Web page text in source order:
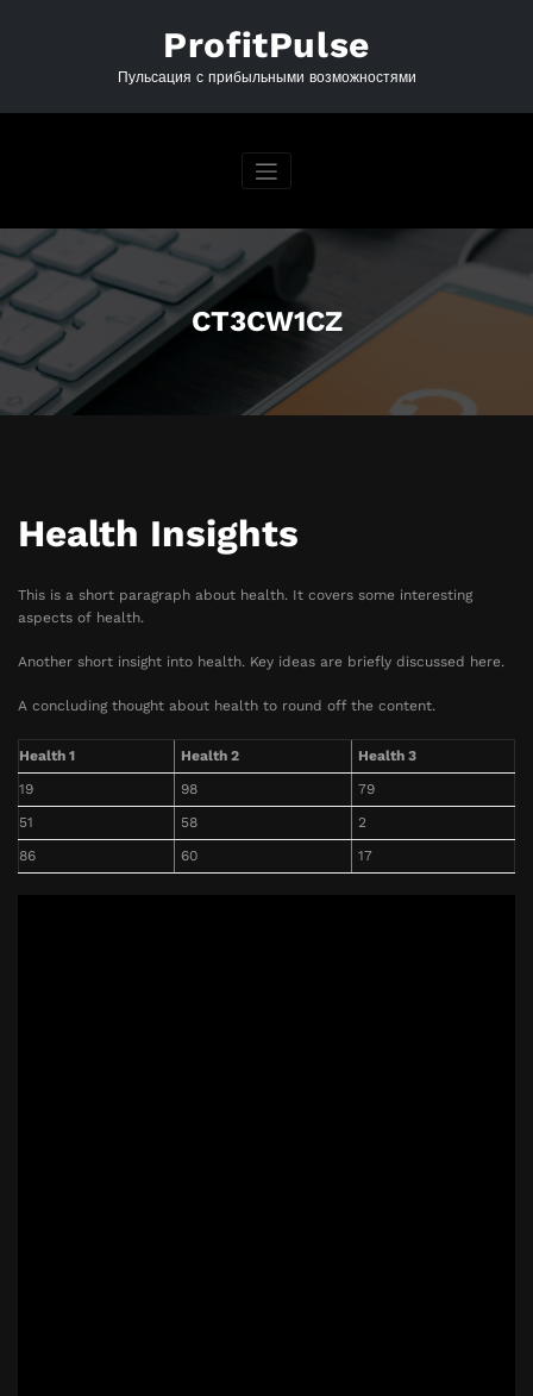
ProfitPulse
Пульсация с прибыльными возможностями
CT3CW1CZ
Health Insights
This is a short paragraph about health. It covers some interesting
aspects of health.
Another short insight into health. Key ideas are briefly discussed here.
A concluding thought about health to round off the content.
Health 1 Health 2
Health 3
19
98
79
51
58
2
86
60 17